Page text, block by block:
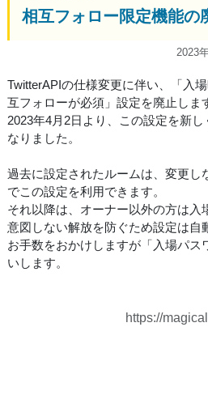
相互フォロー限定機能の
2023
TwitterAPIの仕様変更に伴い、「入
互フォローが必須」設定を廃止しま
2023年4月2日より、この設定を新
なりました。
過去に設定されたルームは、変更し
でこの設定を利用できます。
それ以降は、オーナー以外の方は入
意図しない解放を防ぐため設定は自
お手数をおかけしますが「入場パス
いします。
https://